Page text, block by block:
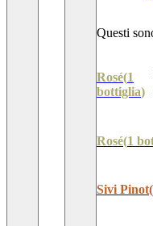
Questi
Rosé(1
bottiglia)
Rosé(1
Sivi Pinot(